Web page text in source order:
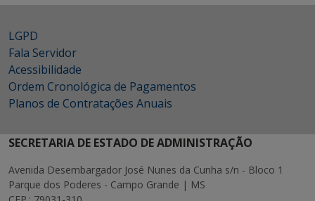
LGPD
Fala Servidor
Acessibilidade
Ordem Cronológica de Pagamentos
Planos de Contratações Anuais
SECRETARIA DE ESTADO DE ADMINISTRAÇÃO
Avenida Desembargador José Nunes da Cunha s/n - Bloco 1
Parque dos Poderes - Campo Grande | MS